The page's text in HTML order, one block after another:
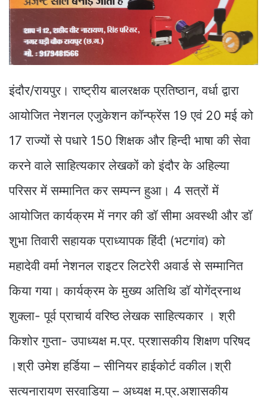
इंदौर/रायपुर। राष्ट्रीय बालरक्षक प्रतिष्ठान, वर्धा द्वारा
आयोजित नेशनल एजुकेशन कॉन्फ्रेंस 19 एवं 20 मई को
17 राज्यों से पधारे 150 शिक्षक और हिन्दी भाषा की सेवा
करने वाले साहित्यकार लेखकों को इंदौर के अहिल्या
परिसर में सम्मानित कर सम्पन्न हुआ। 4 सत्रों में
आयोजित कार्यक्रम में नगर की डॉ सीमा अवस्थी और डॉ
शुभा तिवारी सहायक प्राध्यापक हिंदी (भटगांव) को
महादेवी वर्मा नेशनल राइटर लिटरेरी अवार्ड से सम्मानित
किया गया। कार्यक्रम के मुख्य अतिथि डॉ योगेंद्रनाथ
शुक्ला- पूर्व प्राचार्य वरिष्ठ लेखक साहित्यकार । श्री
किशोर गुप्ता- उपाध्यक्ष म.प्र. प्रशासकीय शिक्षण परिषद
।श्री उमेश हर्डिया – सीनियर हाईकोर्ट वकील।श्री
सत्यनारायण सरवाडिया – अध्यक्ष म.प्र.अशासकीय